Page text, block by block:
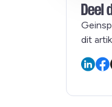
Deel
dit